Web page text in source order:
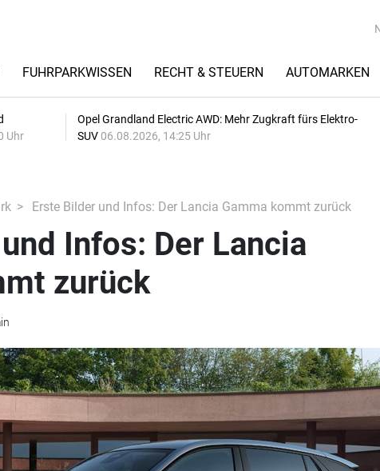
FUHRPARKWISSEN RECHT & STEUERN AUTOMARKEN
Uhr
Opel Grandland Electric AWD: Mehr Zugkraft fürs Elektro-
SUV 06.08.2026, 14:25 Uhr
Erste Bilder und Infos: Der Lancia Gamma kommt zurück
Infos: Der Lancia
zurück